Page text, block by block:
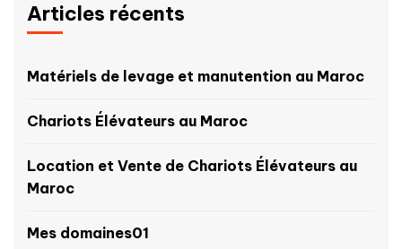
Articles récents
Matériels de levage et manutention au Maroc
Chariots Élévateurs au Maroc
Location et Vente de Chariots Élévateurs au
Maroc
Mes domaines01